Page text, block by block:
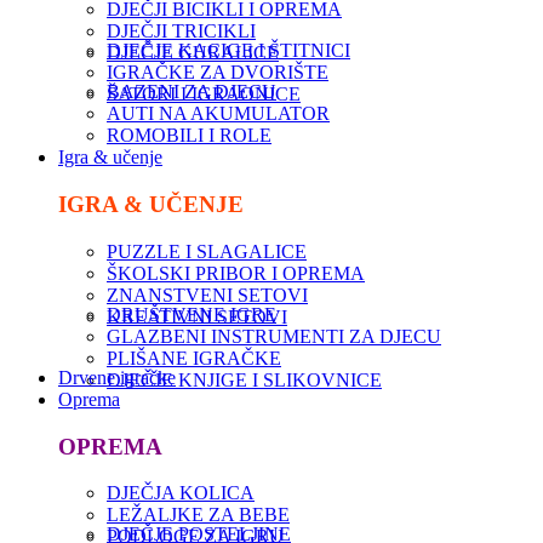
DJEČJI BICIKLI I OPREMA
DJEČJI TRICIKLI
DJEČJE GURALICE
DJEČJE KACIGE I ŠTITNICI
IGRAČKE ZA DVORIŠTE
ŠATORI I IGRAONICE
BAZENI ZA DJECU
AUTI NA AKUMULATOR
ROMOBILI I ROLE
Igra & učenje
IGRA & UČENJE
PUZZLE I SLAGALICE
ŠKOLSKI PRIBOR I OPREMA
ZNANSTVENI SETOVI
KREATIVNI SETOVI
DRUŠTVENE IGRE
GLAZBENI INSTRUMENTI ZA DJECU
PLIŠANE IGRAČKE
DJEČJE KNJIGE I SLIKOVNICE
Drvene igračke
Oprema
OPREMA
DJEČJA KOLICA
LEŽALJKE ZA BEBE
PODLOGE ZA IGRU
DJEČJE POSTELJINE